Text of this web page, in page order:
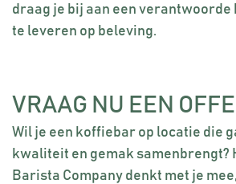
draag je bij aan een verantwoorde
te leveren op beleving.
VRAAG NU EEN
Wil je een koffiebar op locatie die
kwaliteit en gemak samenbrengt?
Barista Company denkt met je